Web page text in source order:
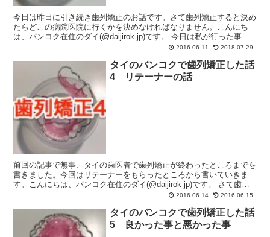
今日は昨日に引き続き歯列矯正のお話です。さて歯列矯正すると決め
たらどこの病院医院に行くかを決めなければなりません。こんにち
は、バンコク在住のダイ(@daijirok-jp)です。 今日は私が行った事の
ある歯科について書いていきます。 歯医者... 2016.06.11 2018.07.29
タイのバンコクで歯列矯正した話
4 リテーナーの話
前回の記事で無事、タイの歯医者で歯列矯正が終わったところまでを
書きました。今回はリテーナーをもらったところから書いていきま
す。こんにちは、バンコク在住のダイ(@daijirok-jp)です。 さて歯列
矯正後に大事なのがリテーナー（歯列矯正後...2016.06.14 2016.06.15
タイのバンコクで歯列矯正した話
5 良かった事と悪かった事